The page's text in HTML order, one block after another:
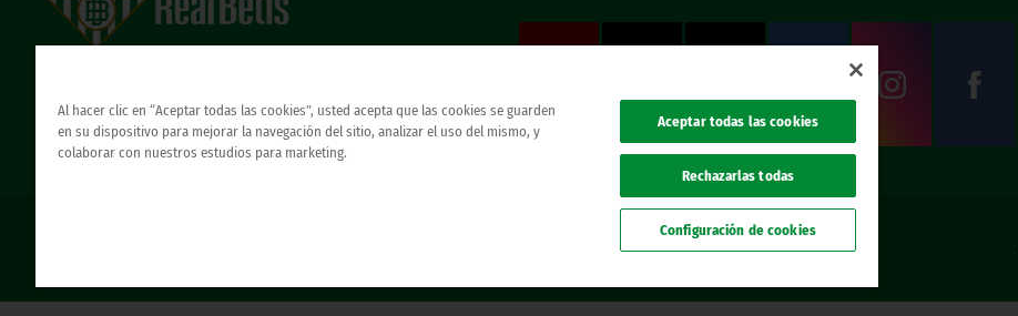
esta página web es la única oficial del real betis balompie. todos los derechos reservados.
Al hacer clic en “Aceptar todas las cookies”, usted acepta que las cookies se guarden
en su dispositivo para mejorar la navegación del sitio, analizar el uso del mismo, y
colaborar con nuestros estudios para marketing.
Aceptar todas las cookies
Rechazarlas todas
Configuración de cookies